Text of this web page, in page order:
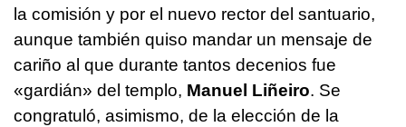
la comisión y por el nuevo rector del santuario,
aunque también quiso mandar un mensaje de
cariño al que durante tantos decenios fue
«gardián» del templo, Manuel Liñeiro. Se
congratuló, asimismo, de la elección de la